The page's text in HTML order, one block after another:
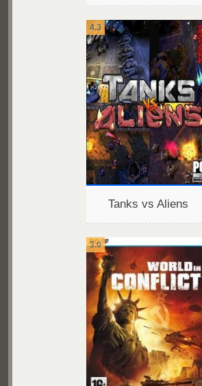
4.3
Tanks vs Aliens
3.0